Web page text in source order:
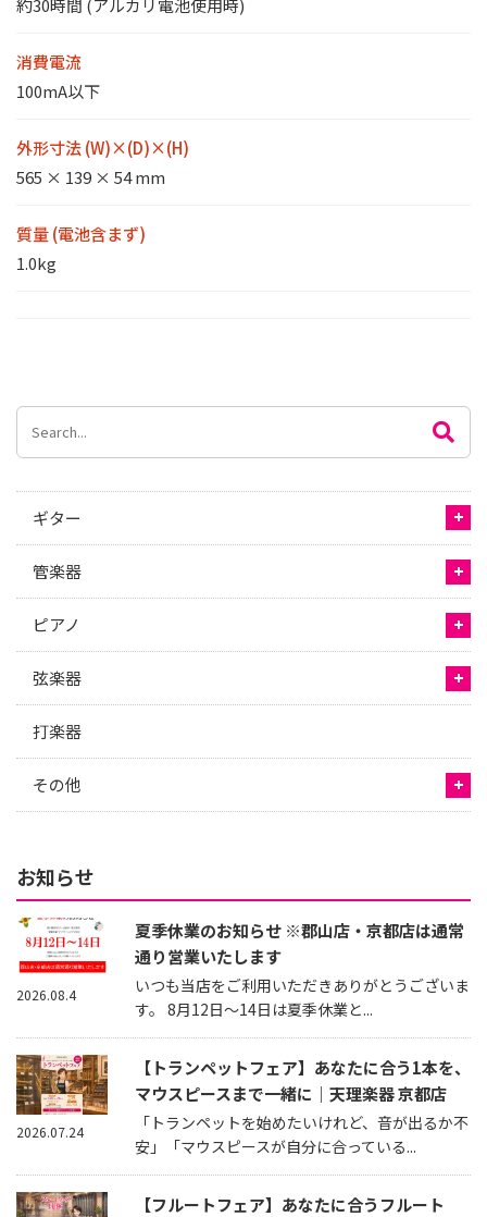
約30時間 (アルカリ電池使用時)
消費電流
100mA以下
外形寸法 (W)×(D)×(H)
565 × 139 × 54 mm
質量 (電池含まず)
1.0kg
ギター
管楽器
ピアノ
弦楽器
打楽器
その他
お知らせ
夏季休業のお知らせ ※郡山店・京都店は通常
通り営業いたします
いつも当店をご利用いただきありがとうございま
す。 8月12日～14日は夏季休業と...
2026.08.4
【トランペットフェア】あなたに合う1本を、
マウスピースまで一緒に｜天理楽器 京都店
「トランペットを始めたいけれど、音が出るか不
安」「マウスピースが自分に合っている...
2026.07.24
【フルートフェア】あなたに合うフルート